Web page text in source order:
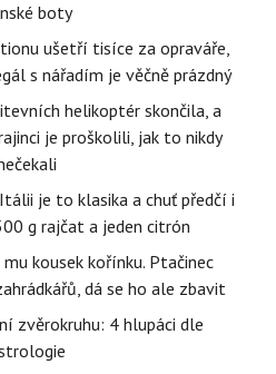
boty
ušetří tisíce za opraváře,
s nářadím je věčně prázdný
helikoptér skončila, a
je proškolili, jak to nikdy
je to klasika a chuť předčí i
g rajčat a jeden citrón
kousek kořínku. Ptačinec
dá se ho ale zbavit
zvěrokruhu: 4 hlupáci dle